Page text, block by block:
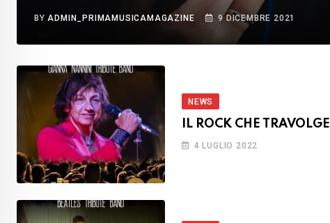
BY ADMIN_PRIMAMUSICAMAGAZINE 9 DICEMBRE 2021
NEWS
IL ROCK CHE TRAVOLGE
4 LUGLIO 2022